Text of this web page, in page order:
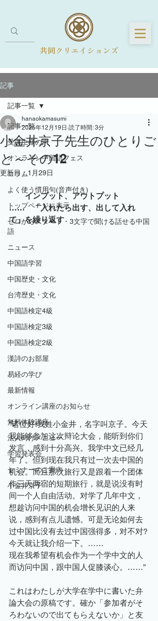
共同クリエイションズ
記事
記事一覧
受講生様の声
オンライン中国語フェス
コラム
よく使う慣用句(音声付き)
トップページに表示
ゼロからスタート・3文字で聞ける話せる中国
語
ニュース
中国語学習
中国歴史・文化
台湾歴史・文化
中国語検定4級
中国語検定3級
中国語検定2級
漢詩のお部屋
易経の学び
最新情報
オンライン講座のお知らせ
無料体験講座
法人向けメニュー
学習発表会
セミナーのご案内
小金井京子
記事一覧
小金井京子先生のひとりご
と～その12
hanaokamasumi
2025年12月19日 読了時間: 3分
更新日：1月29日
インプット、アウトプット
……　「入れたら出す、出して入れ
て」を繰り返す
“诸位好!我姓小金井，名字叫京子。今天
我能够参加这次辩论大会，能听到你们
发言，感到十分高兴。我学中文已经几
年了。但到现在我只有过一次去中国的
机会。而且那次旅行又是跟着一个团体
作三天两宿的短期旅行，就是说没有时
间一个人自由活动。对学了几年中文，
想趁访问中国的机会增长见识的人来
说，感到有点儿遗憾。可是无论如何去
过中国比没有去过中国强得多，对不对?
今天就让我介绍一下。……
现在我希望有机会作为一个学中文的人
而访问中国，跟中国人促膝谈心。……”
これはわたしが大学在学中に書いた弁
論大会の原稿です。確か「参加者がそ
ろわないので出てもらえないか」と友